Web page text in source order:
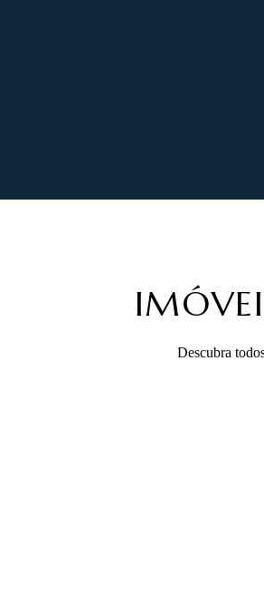
Descubra